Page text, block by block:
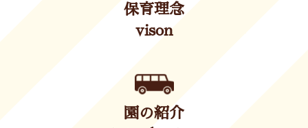
保育理念
vison
園の紹介